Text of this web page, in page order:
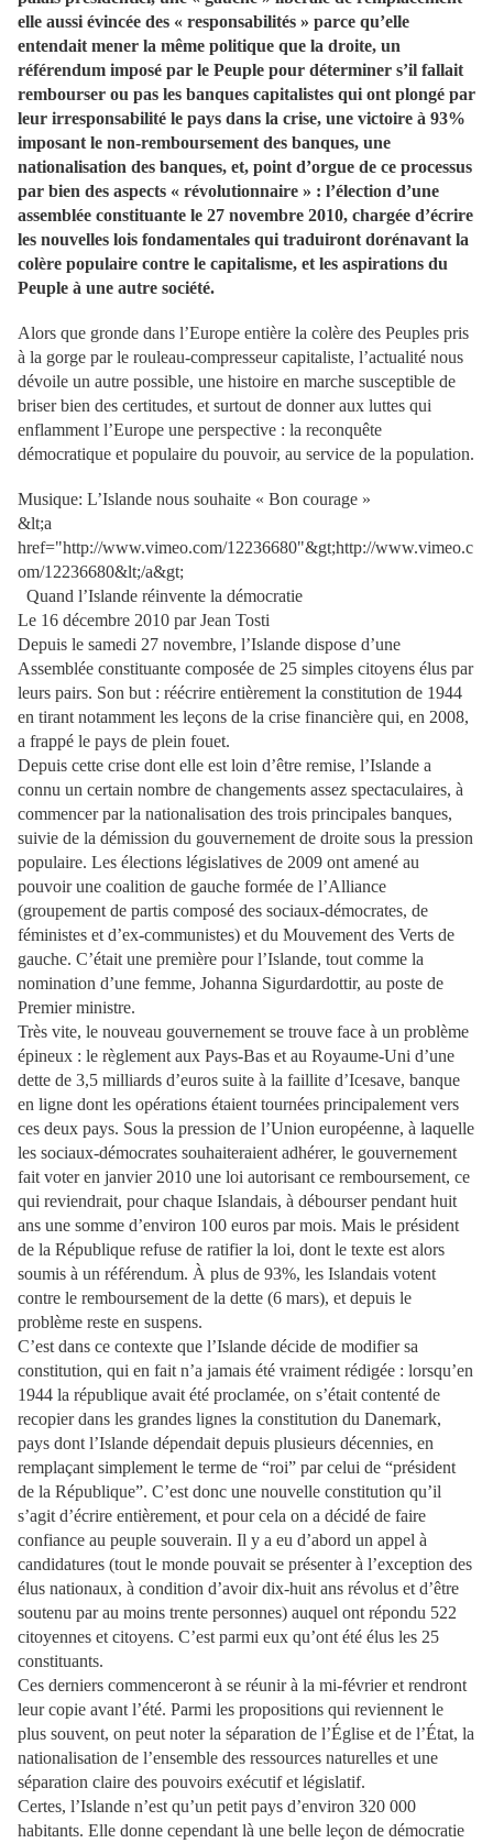
elle aussi évincée des « responsabilités » parce qu’elle
entendait mener la même politique que la droite, un
référendum imposé par le Peuple pour déterminer s’il fallait
rembourser ou pas les banques capitalistes qui ont plongé par
leur irresponsabilité le pays dans la crise, une victoire à 93%
imposant le non-remboursement des banques, une
nationalisation des banques, et, point d’orgue de ce processus
par bien des aspects « révolutionnaire » : l’élection d’une
assemblée constituante le 27 novembre 2010, chargée d’écrire
les nouvelles lois fondamentales qui traduiront dorénavant la
colère populaire contre le capitalisme, et les aspirations du
Peuple à une autre société.
Alors que gronde dans l’Europe entière la colère des Peuples pris
à la gorge par le rouleau-compresseur capitaliste, l’actualité nous
dévoile un autre possible, une histoire en marche susceptible de
briser bien des certitudes, et surtout de donner aux luttes qui
enflamment l’Europe une perspective : la reconquête
démocratique et populaire du pouvoir, au service de la population.
Musique: L’Islande nous souhaite « Bon courage »
&lt;a
href="http://www.vimeo.com/12236680"&gt;http://www.vimeo.c
om/12236680&lt;/a&gt;
Quand l’Islande réinvente la démocratie
Le 16 décembre 2010 par Jean Tosti
Depuis le samedi 27 novembre, l’Islande dispose d’une
Assemblée constituante composée de 25 simples citoyens élus par
leurs pairs. Son but : réécrire entièrement la constitution de 1944
en tirant notamment les leçons de la crise financière qui, en 2008,
a frappé le pays de plein fouet.
Depuis cette crise dont elle est loin d’être remise, l’Islande a
connu un certain nombre de changements assez spectaculaires, à
commencer par la nationalisation des trois principales banques,
suivie de la démission du gouvernement de droite sous la pression
populaire. Les élections législatives de 2009 ont amené au
pouvoir une coalition de gauche formée de l’Alliance
(groupement de partis composé des sociaux-démocrates, de
féministes et d’ex-communistes) et du Mouvement des Verts de
gauche. C’était une première pour l’Islande, tout comme la
nomination d’une femme, Johanna Sigurdardottir, au poste de
Premier ministre.
Très vite, le nouveau gouvernement se trouve face à un problème
épineux : le règlement aux Pays-Bas et au Royaume-Uni d’une
dette de 3,5 milliards d’euros suite à la faillite d’Icesave, banque
en ligne dont les opérations étaient tournées principalement vers
ces deux pays. Sous la pression de l’Union européenne, à laquelle
les sociaux-démocrates souhaiteraient adhérer, le gouvernement
fait voter en janvier 2010 une loi autorisant ce remboursement, ce
qui reviendrait, pour chaque Islandais, à débourser pendant huit
ans une somme d’environ 100 euros par mois. Mais le président
de la République refuse de ratifier la loi, dont le texte est alors
soumis à un référendum. À plus de 93%, les Islandais votent
contre le remboursement de la dette (6 mars), et depuis le
problème reste en suspens.
C’est dans ce contexte que l’Islande décide de modifier sa
constitution, qui en fait n’a jamais été vraiment rédigée : lorsqu’en
1944 la république avait été proclamée, on s’était contenté de
recopier dans les grandes lignes la constitution du Danemark,
pays dont l’Islande dépendait depuis plusieurs décennies, en
remplaçant simplement le terme de “roi” par celui de “président
de la République”. C’est donc une nouvelle constitution qu’il
s’agit d’écrire entièrement, et pour cela on a décidé de faire
confiance au peuple souverain. Il y a eu d’abord un appel à
candidatures (tout le monde pouvait se présenter à l’exception des
élus nationaux, à condition d’avoir dix-huit ans révolus et d’être
soutenu par au moins trente personnes) auquel ont répondu 522
citoyennes et citoyens. C’est parmi eux qu’ont été élus les 25
constituants.
Ces derniers commenceront à se réunir à la mi-février et rendront
leur copie avant l’été. Parmi les propositions qui reviennent le
plus souvent, on peut noter la séparation de l’Église et de l’État, la
nationalisation de l’ensemble des ressources naturelles et une
séparation claire des pouvoirs exécutif et législatif.
Certes, l’Islande n’est qu’un petit pays d’environ 320 000
habitants. Elle donne cependant là une belle leçon de démocratie